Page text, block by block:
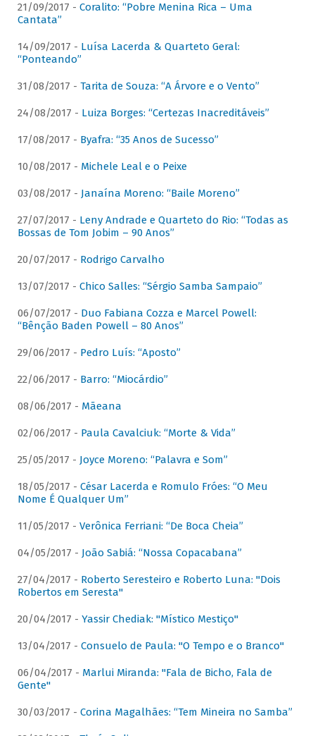
21/09/2017 - Coralito: “Pobre Menina Rica – Uma
Cantata”
14/09/2017 - Luísa Lacerda & Quarteto Geral:
“Ponteando”
31/08/2017 - Tarita de Souza: “A Árvore e o Vento”
24/08/2017 - Luiza Borges: “Certezas Inacreditáveis”
17/08/2017 - Byafra: “35 Anos de Sucesso”
10/08/2017 - Michele Leal e o Peixe
03/08/2017 - Janaína Moreno: “Baile Moreno”
27/07/2017 - Leny Andrade e Quarteto do Rio: “Todas as
Bossas de Tom Jobim – 90 Anos”
20/07/2017 - Rodrigo Carvalho
13/07/2017 - Chico Salles: “Sérgio Samba Sampaio”
06/07/2017 - Duo Fabiana Cozza e Marcel Powell:
“Bênção Baden Powell – 80 Anos”
29/06/2017 - Pedro Luís: “Aposto”
22/06/2017 - Barro: “Miocárdio”
08/06/2017 - Mãeana
02/06/2017 - Paula Cavalciuk: “Morte & Vida”
25/05/2017 - Joyce Moreno: “Palavra e Som”
18/05/2017 - César Lacerda e Romulo Fróes: “O Meu
Nome É Qualquer Um”
11/05/2017 - Verônica Ferriani: “De Boca Cheia”
04/05/2017 - João Sabiá: “Nossa Copacabana”
27/04/2017 - Roberto Seresteiro e Roberto Luna: "Dois
Robertos em Seresta"
20/04/2017 - Yassir Chediak: "Místico Mestiço"
13/04/2017 - Consuelo de Paula: "O Tempo e o Branco"
06/04/2017 - Marlui Miranda: "Fala de Bicho, Fala de
Gente"
30/03/2017 - Corina Magalhães: “Tem Mineira no Samba”